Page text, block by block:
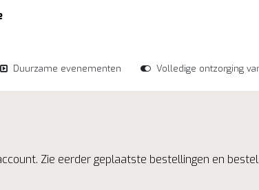
Duurzame evenementen Volledige ontzorging
Zie eerder geplaatste bestellingen en